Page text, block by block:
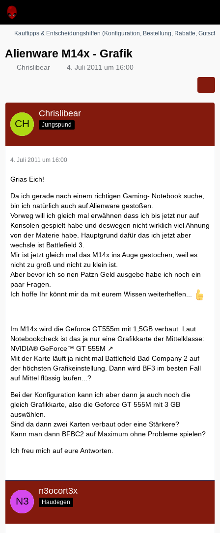
Kauftipps & Entscheidungshilfen (Konfiguration, Bestellung, Rabatte,
Alienware M14x - Grafik
Chrislibear 4. Juli 2011 um 16:00
Chrislibear
Jungspund
4. Juli 2011 um 16:00
Grias Eich!
Da ich gerade nach einem richtigen Gaming- Notebook suche,
bin ich natürlich auch auf Alienware gestoßen.
Vorweg will ich gleich mal erwähnen dass ich bis jetzt nur auf
Konsolen gespielt habe und deswegen nicht wirklich viel Ahnung
von der Materie habe. Hauptgrund dafür das ich jetzt aber
wechsle ist Battlefield 3.
Mir ist jetzt gleich mal das M14x ins Auge gestochen, weil es
nicht zu groß und nicht zu klein ist.
Aber bevor ich so nen Patzn Geld ausgebe habe ich noch ein
paar Fragen.
Ich hoffe Ihr könnt mir da mit eurem Wissen weiterhelfen...
Im M14x wird die Geforce GT555m mit 1,5GB verbaut. Laut
Notebookcheck ist das ja nur eine Grafikkarte der Mittelklasse:
NVIDIA® GeForce™ GT 555M
Mit der Karte läuft ja nicht mal Battlefield Bad Company 2 auf
der höchsten Grafikeinstellung. Dann wird BF3 im besten Fall
auf Mittel flüssig laufen...?
Bei der Konfiguration kann ich aber dann ja auch noch die
gleich Grafikkarte, also die Geforce GT 555M mit 3 GB
auswählen.
Sind da dann zwei Karten verbaut oder eine Stärkere?
Kann man dann BFBC2 auf Maximum ohne Probleme spielen?
Ich freu mich auf eure Antworten.
n3ocort3x
Haudegen